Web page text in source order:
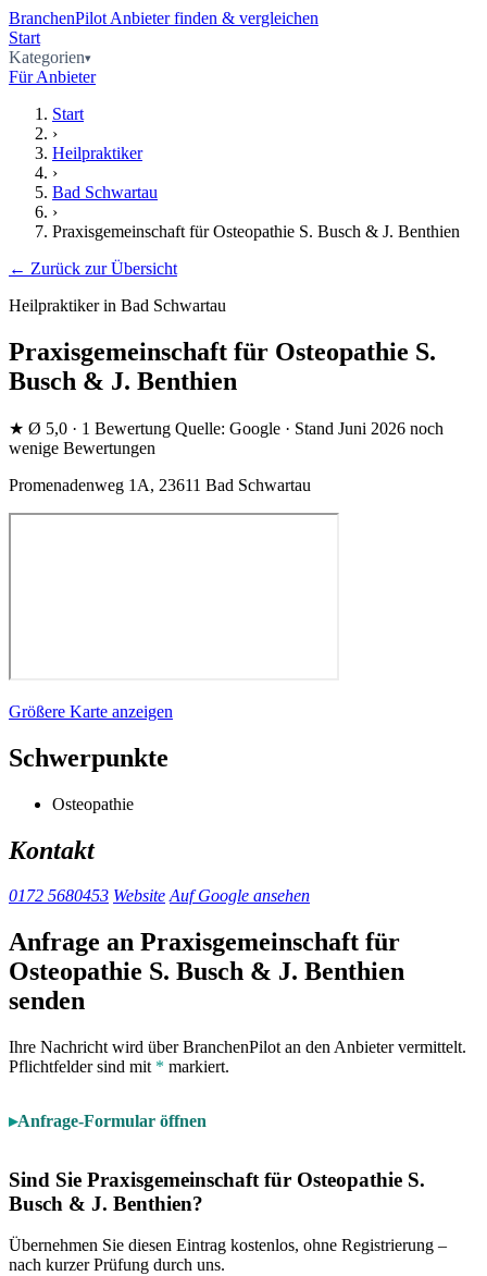
BranchenPilot Anbieter finden & vergleichen
Start
Kategorien
Für Anbieter
Start
›
Heilpraktiker
›
Bad Schwartau
›
Praxisgemeinschaft für Osteopathie S. Busch & J. Benthien
← Zurück zur Übersicht
Heilpraktiker in Bad Schwartau
Praxisgemeinschaft für Osteopathie S.
Busch & J. Benthien
★ Ø 5,0 · 1 Bewertung Quelle: Google · Stand Juni 2026 noch
wenige Bewertungen
Promenadenweg 1A, 23611 Bad Schwartau
Größere Karte anzeigen
Schwerpunkte
Osteopathie
Kontakt
0172 5680453 Website Auf Google ansehen
Anfrage an Praxisgemeinschaft für
Osteopathie S. Busch & J. Benthien
senden
Ihre Nachricht wird über BranchenPilot an den Anbieter vermittelt.
Pflichtfelder sind mit * markiert.
Anfrage-Formular öffnen
Sind Sie Praxisgemeinschaft für Osteopathie S.
Busch & J. Benthien?
Übernehmen Sie diesen Eintrag kostenlos, ohne Registrierung –
nach kurzer Prüfung durch uns.